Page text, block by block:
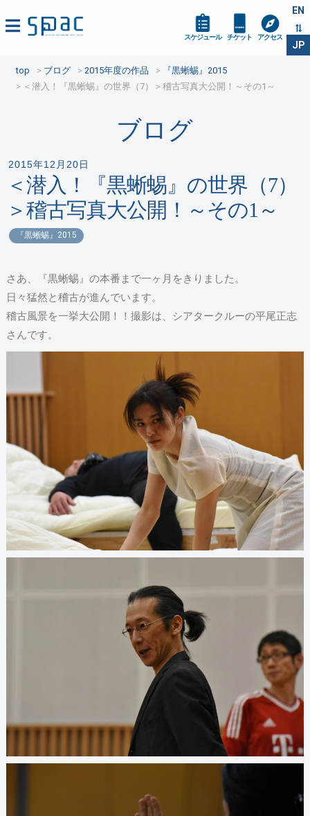
EN
JP
スケジュール チケット アクセス
top ブログ 2015年度の作品
『黒蜥蜴』2015
＜潜入！『黒蜥蜴』の世界（7）＞稽古写真大公開！～その1～
ブログ
2015年12月20日
＜潜入！『黒蜥蜴』の世界（7）
＞稽古写真大公開！～その1～
『黒蜥蜴』2015
さあ、『黒蜥蜴』の本番まで一ヶ月をきりました。
日々猛然と稽古が進んでいます。
稽古風景を一挙大公開！！撮影は、シアタークルーの平尾正志
さんです。